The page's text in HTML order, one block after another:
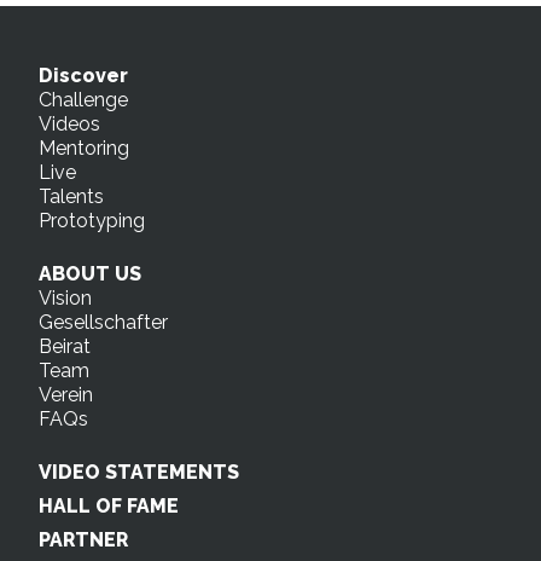
Discover
Challenge
Videos
Mentoring
Live
Talents
Prototyping
ABOUT US
Vision
Gesellschafter
Beirat
Team
Verein
FAQs
VIDEO STATEMENTS
HALL OF FAME
PARTNER